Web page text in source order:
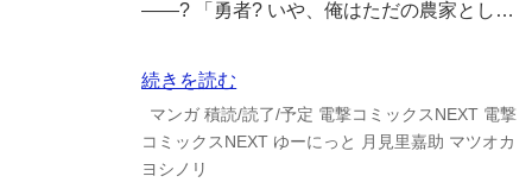
――? 「勇者? いや、俺はただの農家とし…
続きを読む
マンガ 積読/読了/予定 電撃コミックスNEXT 電撃
コミックスNEXT ゆーにっと 月見里嘉助 マツオカ
ヨシノリ